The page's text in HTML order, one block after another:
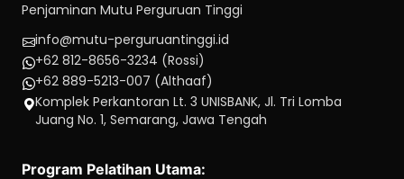
Penjaminan Mutu Perguruan Tinggi
info@mutu-perguruantinggi.id
+62 812-8656-3234 (Rossi)
+62 889-5213-007 (Althaaf)
Komplek Perkantoran Lt. 3 UNISBANK, Jl. Tri Lomba
Juang No. 1, Semarang, Jawa Tengah
Program Pelatihan Utama: